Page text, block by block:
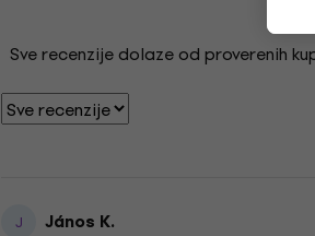
Sve recenzije dolaze od proverenih
J János K.